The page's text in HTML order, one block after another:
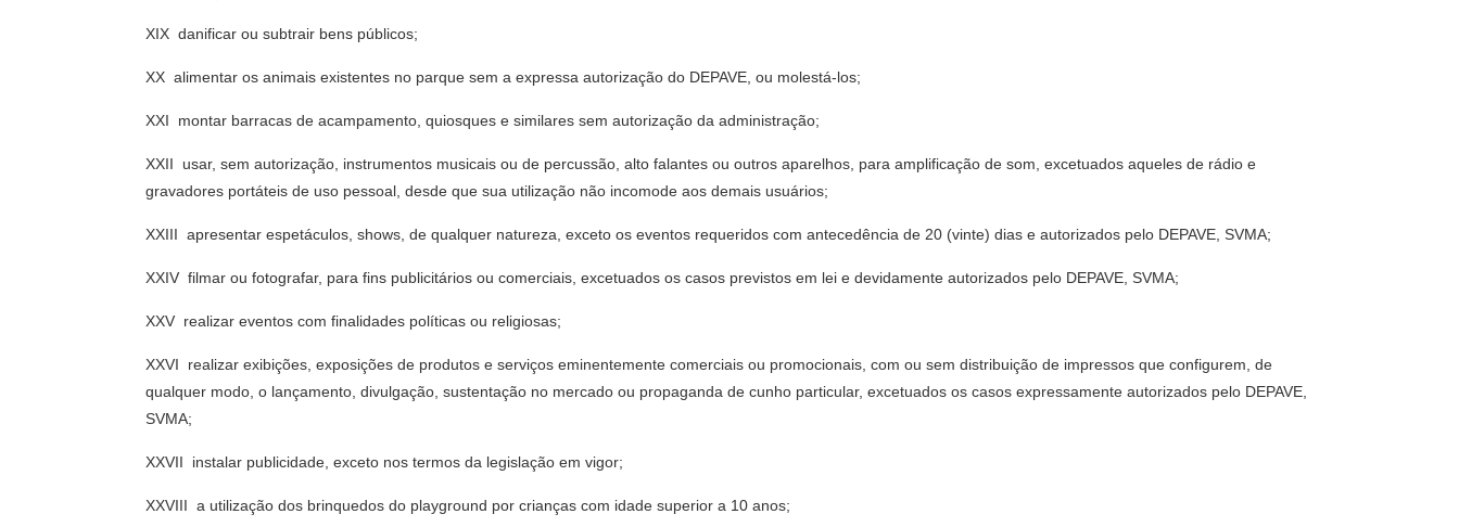
XIX  danificar ou subtrair bens públicos;
XX  alimentar os animais existentes no parque sem a expressa autorização do DEPAVE, ou molestá-los;
XXI  montar barracas de acampamento, quiosques e similares sem autorização da administração;
XXII  usar, sem autorização, instrumentos musicais ou de percussão, alto falantes ou outros aparelhos, para amplificação de som, excetuados aqueles de rádio e
gravadores portáteis de uso pessoal, desde que sua utilização não incomode aos demais usuários;
XXIII  apresentar espetáculos, shows, de qualquer natureza, exceto os eventos requeridos com antecedência de 20 (vinte) dias e autorizados pelo DEPAVE, SVMA;
XXIV  filmar ou fotografar, para fins publicitários ou comerciais, excetuados os casos previstos em lei e devidamente autorizados pelo DEPAVE, SVMA;
XXV  realizar eventos com finalidades políticas ou religiosas;
XXVI  realizar exibições, exposições de produtos e serviços eminentemente comerciais ou promocionais, com ou sem distribuição de impressos que configurem, de
qualquer modo, o lançamento, divulgação, sustentação no mercado ou propaganda de cunho particular, excetuados os casos expressamente autorizados pelo DEPAVE,
SVMA;
XXVII  instalar publicidade, exceto nos termos da legislação em vigor;
XXVIII  a utilização dos brinquedos do playground por crianças com idade superior a 10 anos;